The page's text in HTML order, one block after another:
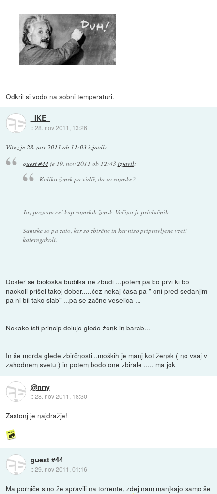
Odkril si vodo na sobni temperaturi.
_IKE_
::28. nov 2011, 13:26
Vitez je28. nov 2011 ob 11:03izjavil:
guest #44je 19. nov 2011 ob 12:43izjavil:
Koliko žensk pa vidiš, da so samske?
Jaz poznam cel kup samskih žensk. Večina je privlačnih.
Samske so pa zato, ker so zbirčne in ker niso pripravljene vzeti
kateregakoli.
Dokler se biološka budilka ne zbudi ...potem pa bo prvi ki bo
naokoli prišel takoj dober.....čez nekaj časa pa " oni pred sedanjim
pa ni bil tako slab" ...pa se začne veselica ...
Nekako isti princip deluje glede ženk in barab...
In še morda glede zbirčnosti...moških je manj kot žensk ( no vsaj v
zahodnem svetu ) in potem bodo one zbirale ..... ma jok
@nny
::28. nov 2011, 18:30
Zastonj je najdražje!
guest #44
::29. nov 2011, 01:16
Ma porniče smo že spravili na torrente, zdej nam manjkajo samo še